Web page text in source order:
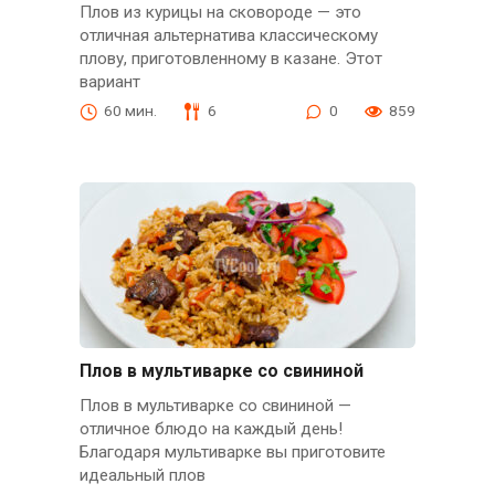
Плов из курицы на сковороде — это
отличная альтернатива классическому
плову, приготовленному в казане. Этот
вариант
60 мин. 6 0 859
Плов в мультиварке со свининой
Плов в мультиварке со свининой —
отличное блюдо на каждый день!
Благодаря мультиварке вы приготовите
идеальный плов